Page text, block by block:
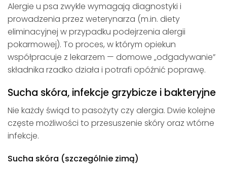
Alergie u psa zwykle wymagają diagnostyki i
prowadzenia przez weterynarza (m.in. diety
eliminacyjnej w przypadku podejrzenia alergii
pokarmowej). To proces, w którym opiekun
współpracuje z lekarzem — domowe „odgadywanie”
składnika rzadko działa i potrafi opóźnić poprawę.
Sucha skóra, infekcje grzybicze i bakteryjne
Nie każdy świąd to pasożyty czy alergia. Dwie kolejne
częste możliwości to przesuszenie skóry oraz wtórne
infekcje.
Sucha skóra (szczególnie zimą)